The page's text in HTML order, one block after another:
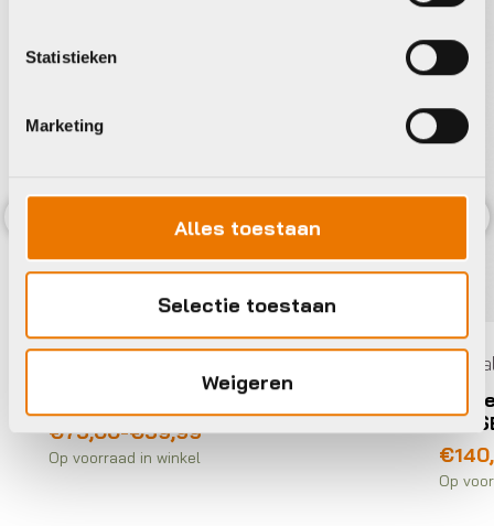
Statistieken
Marketing
Alles toestaan
Selectie toestaan
Weigeren
Sportful CLASSIC JERSEY
€59,99
-
€75,00
Prijsklasse:
€59,99
Op voorraad in winkel €
Op